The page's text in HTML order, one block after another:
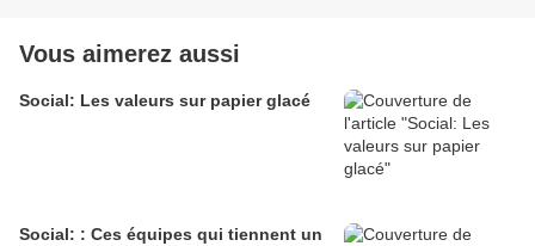
Vous aimerez aussi
Social: Les valeurs sur papier glacé
Social: : Ces équipes qui tiennent un